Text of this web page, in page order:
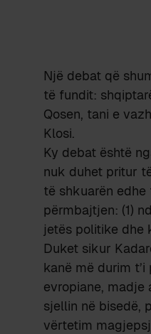
Një debat që
të fundit:
Qosen, tani e
Klosi.
Ky debat është
nuk duhet pritur
të shkuarën
përmbajtjen: (1)
jetës politike dhe
Duket sikur
kanë më durim
evropiane, madje
sjellin në bisedë,
vërtetim